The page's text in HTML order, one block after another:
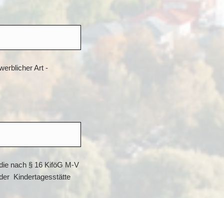
Art -
nach § 16 KiföG M-V
Kindertagesstätte